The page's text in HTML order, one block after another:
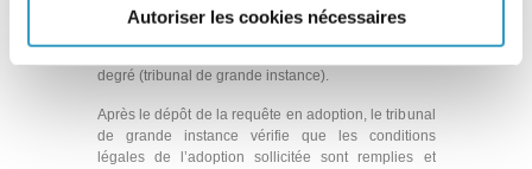
Autoriser les cookies nécessaires
degré (tribunal de grande instance).
Après le dépôt de la requête en adoption, le tribunal
de grande instance vérifie que les conditions
légales de l’adoption sollicitée sont remplies et